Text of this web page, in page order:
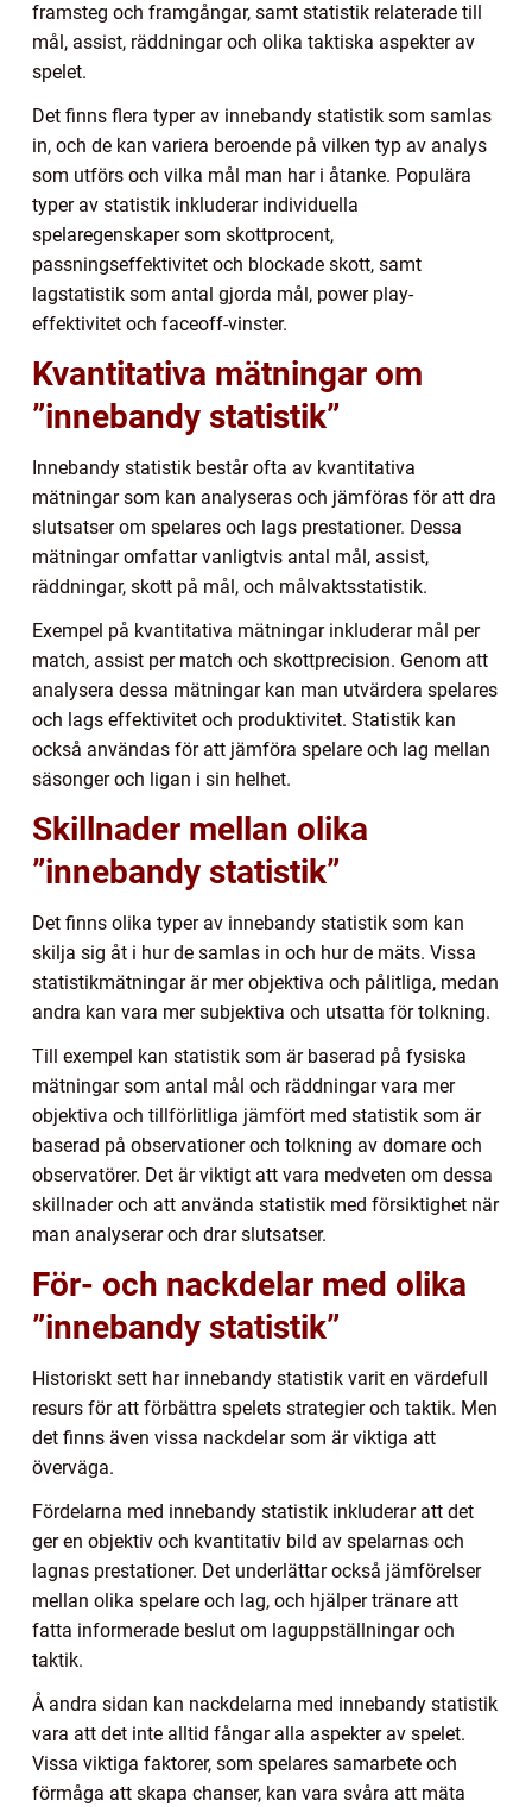
framsteg och framgångar, samt statistik relaterade till
mål, assist, räddningar och olika taktiska aspekter av
spelet.
Det finns flera typer av innebandy statistik som samlas
in, och de kan variera beroende på vilken typ av analys
som utförs och vilka mål man har i åtanke. Populära
typer av statistik inkluderar individuella
spelaregenskaper som skottprocent,
passningseffektivitet och blockade skott, samt
lagstatistik som antal gjorda mål, power play-
effektivitet och faceoff-vinster.
Kvantitativa mätningar om
”innebandy statistik”
Innebandy statistik består ofta av kvantitativa
mätningar som kan analyseras och jämföras för att dra
slutsatser om spelares och lags prestationer. Dessa
mätningar omfattar vanligtvis antal mål, assist,
räddningar, skott på mål, och målvaktsstatistik.
Exempel på kvantitativa mätningar inkluderar mål per
match, assist per match och skottprecision. Genom att
analysera dessa mätningar kan man utvärdera spelares
och lags effektivitet och produktivitet. Statistik kan
också användas för att jämföra spelare och lag mellan
säsonger och ligan i sin helhet.
Skillnader mellan olika
”innebandy statistik”
Det finns olika typer av innebandy statistik som kan
skilja sig åt i hur de samlas in och hur de mäts. Vissa
statistikmätningar är mer objektiva och pålitliga, medan
andra kan vara mer subjektiva och utsatta för tolkning.
Till exempel kan statistik som är baserad på fysiska
mätningar som antal mål och räddningar vara mer
objektiva och tillförlitliga jämfört med statistik som är
baserad på observationer och tolkning av domare och
observatörer. Det är viktigt att vara medveten om dessa
skillnader och att använda statistik med försiktighet när
man analyserar och drar slutsatser.
För- och nackdelar med olika
”innebandy statistik”
Historiskt sett har innebandy statistik varit en värdefull
resurs för att förbättra spelets strategier och taktik. Men
det finns även vissa nackdelar som är viktiga att
överväga.
Fördelarna med innebandy statistik inkluderar att det
ger en objektiv och kvantitativ bild av spelarnas och
lagnas prestationer. Det underlättar också jämförelser
mellan olika spelare och lag, och hjälper tränare att
fatta informerade beslut om laguppställningar och
taktik.
Å andra sidan kan nackdelarna med innebandy statistik
vara att det inte alltid fångar alla aspekter av spelet.
Vissa viktiga faktorer, som spelares samarbete och
förmåga att skapa chanser, kan vara svåra att mäta